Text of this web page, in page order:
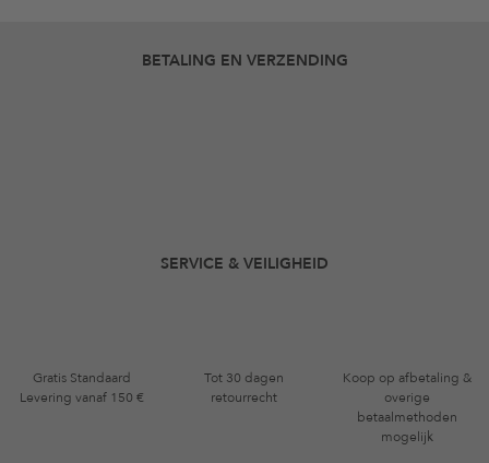
BETALING EN VERZENDING
SERVICE & VEILIGHEID
Gratis Standaard
Levering vanaf 150 €
Tot 30 dagen
retourrecht
Koop op afbetaling &
overige
betaalmethoden
mogelijk